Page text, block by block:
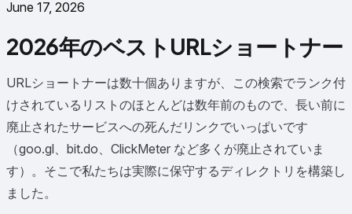
June 17, 2026
2026年のベストURLショートナー
URLショートナーは数十個ありますが、この検索でランク付
けされているリストのほとんどは数年前のもので、長い前に
廃止されたサービスへの死んだリンクでいっぱいです
（goo.gl、bit.do、ClickMeter など多くが廃止されていま
す）。そこで私たちは実際に保守するディレクトリを構築し
ました。